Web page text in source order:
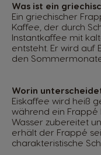
Was ist ein
Ein griechischer
Kaffee, der durch
Instantkaffee mit
entsteht. Er wird auf
den
Worin
Eiskaffee wird heiß
während ein Frappé
Wasser zubereitet
erhält der Frappé
charakteristische